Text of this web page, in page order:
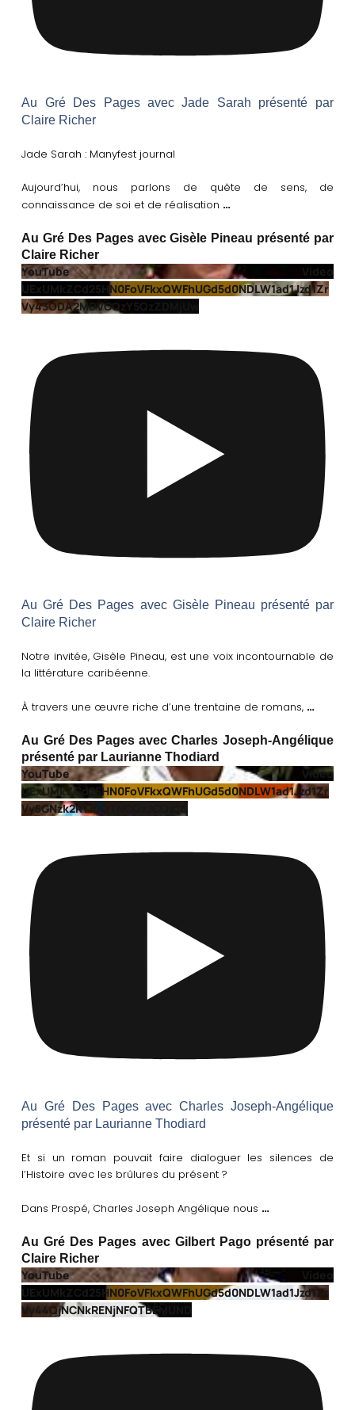
Au Gré Des Pages avec Jade Sarah présenté par
Claire Richer
Jade Sarah : Manyfest journal
Aujourd’hui, nous parlons de quête de sens, de
connaissance de soi et de réalisation …
Au Gré Des Pages avec Gisèle Pineau présenté par
Claire Richer
YouTube Video
UExUMkZCd25HN0FoVFkxQWFhUGd5d0NDLW1ad1Jzd1Zr
Vy43ODA2MDVCQzY5QzZDMjUw
Au Gré Des Pages avec Gisèle Pineau présenté par
Claire Richer
Notre invitée, Gisèle Pineau, est une voix incontournable de
la littérature caribéenne.
À travers une œuvre riche d’une trentaine de romans, …
Au Gré Des Pages avec Charles Joseph-Angélique
présenté par Laurianne Thodiard
YouTube Video
UExUMkZCd25HN0FoVFkxQWFhUGd5d0NDLW1ad1Jzd1Zr
Vy5GNzk2RTlDQTNCQzJCQzJG
Au Gré Des Pages avec Charles Joseph-Angélique
présenté par Laurianne Thodiard
Et si un roman pouvait faire dialoguer les silences de
l’Histoire avec les brûlures du présent ?
Dans Prospé, Charles Joseph Angélique nous …
Au Gré Des Pages avec Gilbert Pago présenté par
Claire Richer
YouTube Video
UExUMkZCd25HN0FoVFkxQWFhUGd5d0NDLW1ad1Jzd1Zr
Vy44QjNCNkRENjNFQTBEMUND